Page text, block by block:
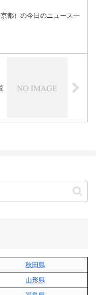
都）の今日のニュース一
秋田県
山形県